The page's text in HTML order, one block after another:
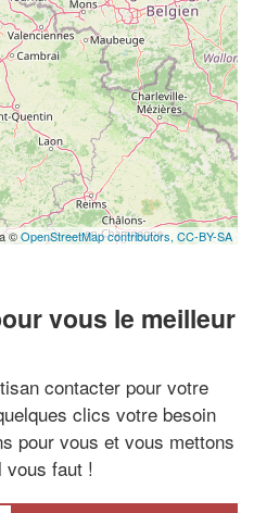
©OpenStreetMap contributors, CC-BY-SA
vous le meilleur
contacter pour votre
clics votre besoin
pour vous et vous mettons
vous faut !